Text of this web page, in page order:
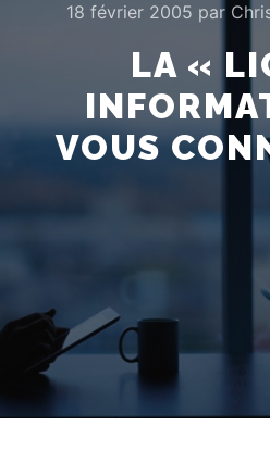
18 février 2005 par
LA «
VOUS